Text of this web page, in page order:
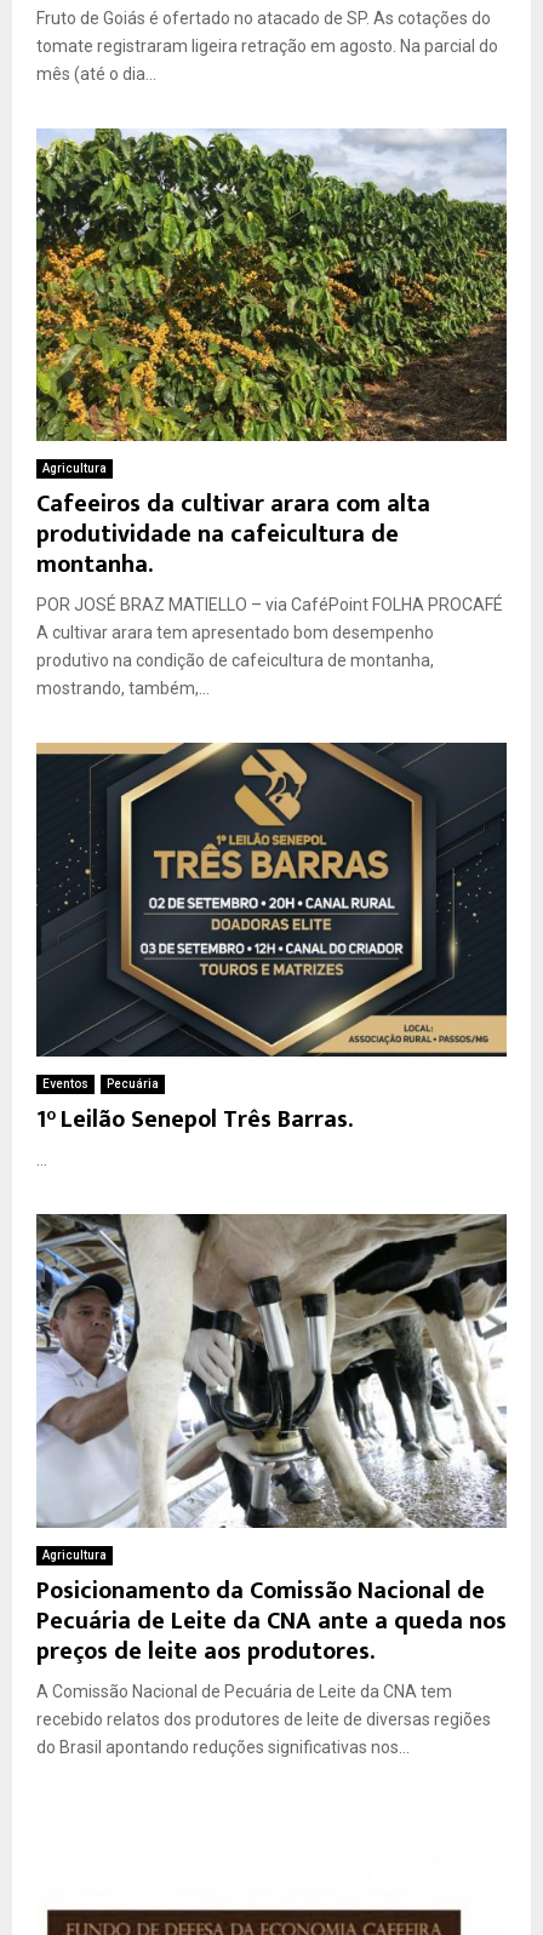
Fruto de Goiás é ofertado no atacado de SP. As cotações do
tomate registraram ligeira retração em agosto. Na parcial do
mês (até o dia...
Agricultura
Cafeeiros da cultivar arara com alta
produtividade na cafeicultura de
montanha.
POR JOSÉ BRAZ MATIELLO – via CaféPoint FOLHA PROCAFÉ
A cultivar arara tem apresentado bom desempenho
produtivo na condição de cafeicultura de montanha,
mostrando, também,...
Eventos Pecuária
1° Leilão Senepol Três Barras.
Agricultura
Posicionamento da Comissão Nacional de
Pecuária de Leite da CNA ante a queda nos
preços de leite aos produtores.
A Comissão Nacional de Pecuária de Leite da CNA tem
recebido relatos dos produtores de leite de diversas regiões
do Brasil apontando reduções significativas nos...